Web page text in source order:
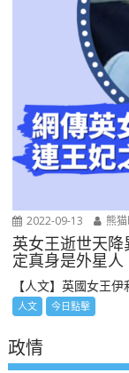
2022-09-13 熊
英女王逝世天
定真身是外星人
【人文】英國女王
人文 今日點擊
政情